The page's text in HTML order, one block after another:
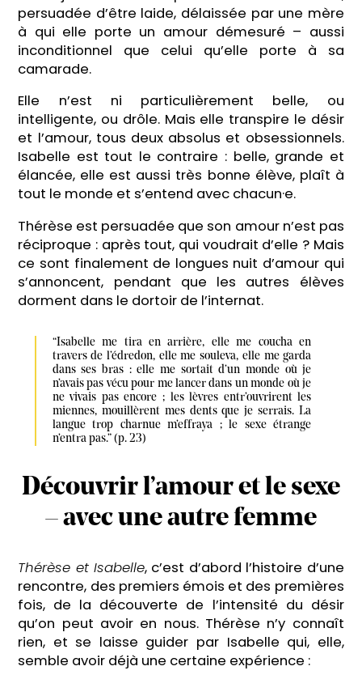
persuadée d’être laide, délaissée par une mère
à qui elle porte un amour démesuré – aussi
inconditionnel que celui qu’elle porte à sa
camarade.
Elle n’est ni particulièrement belle, ou
intelligente, ou drôle. Mais elle transpire le désir
et l’amour, tous deux absolus et obsessionnels.
Isabelle est tout le contraire : belle, grande et
élancée, elle est aussi très bonne élève, plaît à
tout le monde et s’entend avec chacun·e.
Thérèse est persuadée que son amour n’est pas
réciproque : après tout, qui voudrait d’elle ? Mais
ce sont finalement de longues nuit d’amour qui
s’annoncent, pendant que les autres élèves
dorment dans le dortoir de l’internat.
“Isabelle me tira en arrière, elle me coucha en
travers de l’édredon, elle me souleva, elle me garda
dans ses bras : elle me sortait d’un monde où je
n’avais pas vécu pour me lancer dans un monde où je
ne vivais pas encore ; les lèvres entr’ouvrirent les
miennes, mouillèrent mes dents que je serrais. La
langue trop charnue m’effraya ; le sexe étrange
n’entra pas.” (p. 23)
Découvrir l’amour et le sexe
– avec une autre femme
Thérèse et Isabelle, c’est d’abord l’histoire d’une
rencontre, des premiers émois et des premières
fois, de la découverte de l’intensité du désir
qu’on peut avoir en nous. Thérèse n’y connaît
rien, et se laisse guider par Isabelle qui, elle,
semble avoir déjà une certaine expérience :